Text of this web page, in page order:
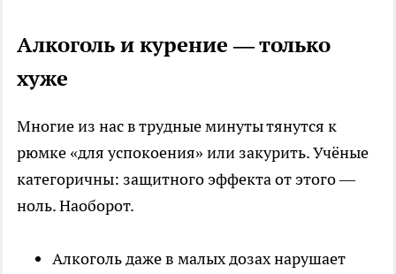
Алкоголь и курение — только
хуже
Многие из нас в трудные минуты тянутся к
рюмке «для успокоения» или закурить. Учёные
категоричны: защитного эффекта от этого —
ноль. Наоборот.
Алкоголь даже в малых дозах нарушает